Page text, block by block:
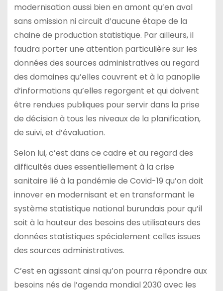
modernisation aussi bien en amont qu’en aval
sans omission ni circuit d’aucune étape de la
chaine de production statistique. Par ailleurs, il
faudra porter une attention particulière sur les
données des sources administratives au regard
des domaines qu’elles couvrent et à la panoplie
d’informations qu’elles regorgent et qui doivent
être rendues publiques pour servir dans la prise
de décision à tous les niveaux de la planification,
de suivi, et d’évaluation.
Selon lui, c’est dans ce cadre et au regard des
difficultés dues essentiellement à la crise
sanitaire lié à la pandémie de Covid-19 qu’on doit
innover en modernisant et en transformant le
système statistique national burundais pour qu’il
soit à la hauteur des besoins des utilisateurs des
données statistiques spécialement celles issues
des sources administratives.
C’est en agissant ainsi qu’on pourra répondre aux
besoins nés de l’agenda mondial 2030 avec les